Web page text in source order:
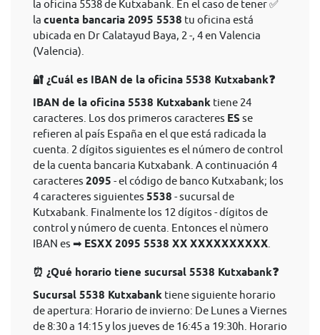
la oficina 5538 de Kutxabank. En el caso de tener ✅
la cuenta bancaria 2095 5538 tu oficina está
ubicada en Dr Calatayud Baya, 2 -, 4 en Valencia
(Valencia).
🔐 ¿Cuál es IBAN de la oficina 5538 Kutxabank❓
IBAN de la oficina 5538 Kutxabank tiene 24
caracteres. Los dos primeros caracteres ES se
refieren al país España en el que está radicada la
cuenta. 2 dígitos siguientes es el número de control
de la cuenta bancaria Kutxabank. A continuación 4
caracteres 2095 - el código de banco Kutxabank; los
4 caracteres siguientes 5538 - sucursal de
Kutxabank. Finalmente los 12 dígitos - dígitos de
control y número de cuenta. Entonces el nùmero
IBAN es ➡ ESXX 2095 5538 XX XXXXXXXXXX
⏰ ¿Qué horario tiene sucursal 5538 Kutxabank❓
Sucursal 5538 Kutxabank tiene siguiente horario
de apertura: Horario de invierno: De Lunes a Viernes
de 8:30 a 14:15 y los jueves de 16:45 a 19:30h. Horario